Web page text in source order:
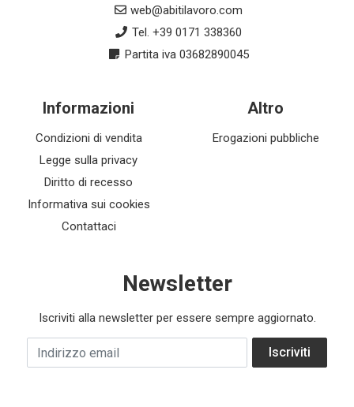
web@abitilavoro.com
Tel. +39 0171 338360
Partita iva 03682890045
Informazioni
Condizioni di vendita
Legge sulla privacy
Diritto di recesso
Informativa sui cookies
Contattaci
Altro
Erogazioni pubbliche
Newsletter
Iscriviti alla newsletter per essere sempre aggiornato.
Indirizzo email Iscriviti